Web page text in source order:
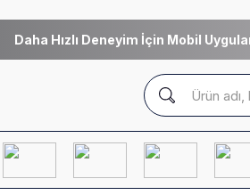
Daha Hızlı Deneyim İçin Mobil